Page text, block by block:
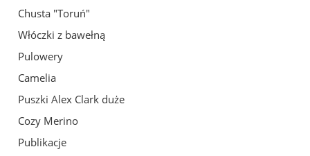
Chusta "Toruń"
Włóczki z bawełną
Pulowery
Camelia
Puszki Alex Clark duże
Cozy Merino
Publikacje